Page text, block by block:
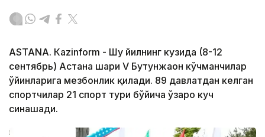
ASTANA. Кazinform - Шу йилнинг кузида (8-12
сентябрь) Астана шаҳри V Бутунжаҳон кўчманчилар
ўйинларига мезбонлик қилади. 89 давлатдан келган
спортчилар 21 спорт тури бўйича ўзаро куч
синашади.